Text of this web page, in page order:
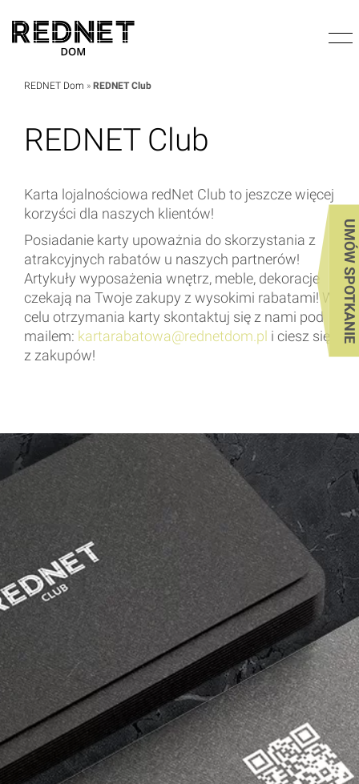
UMÓW SPOTKANIE
REDNET Dom » REDNET Club
REDNET Club
Karta lojalnościowa redNet Club to jeszcze więcej
korzyści dla naszych klientów!
Posiadanie karty upoważnia do skorzystania z
atrakcyjnych rabatów u naszych partnerów!
Artykuły wyposażenia wnętrz, meble, dekoracje
czekają na Twoje zakupy z wysokimi rabatami! W
celu otrzymania karty skontaktuj się z nami pod
mailem: kartarabatowa@rednetdom.pl i ciesz się
z zakupów!